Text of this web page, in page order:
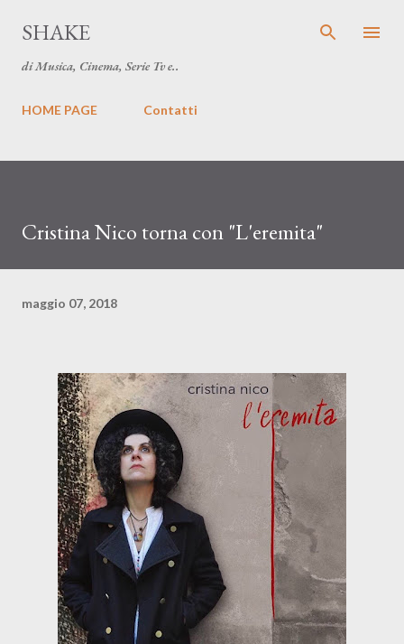
SHAKE
di Musica, Cinema, Serie Tv e..
HOME PAGE Contatti
Cristina Nico torna con "L'eremita"
maggio 07, 2018